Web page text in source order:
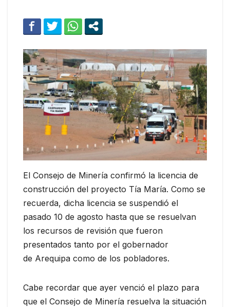
El Consejo de Minería confirmó la licencia de
construcción del proyecto Tía María. Como se
recuerda, dicha licencia se suspendió el
pasado 10 de agosto hasta que se resuelvan
los recursos de revisión que fueron
presentados tanto por el gobernador
de Arequipa como de los pobladores.
Cabe recordar que ayer venció el plazo para
que el Consejo de Minería resuelva la situación